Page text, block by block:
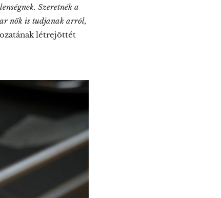
Szeretnék a
nők is tudjanak arról,
létrejöttét